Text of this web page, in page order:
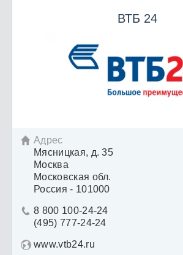
ВТБ 24
 Адрес
Мясницкая, д. 35
Москва
Московская обл.
Россия - 101000
 8 800 100-24-24
(495) 777-24-24
www.vtb24.ru